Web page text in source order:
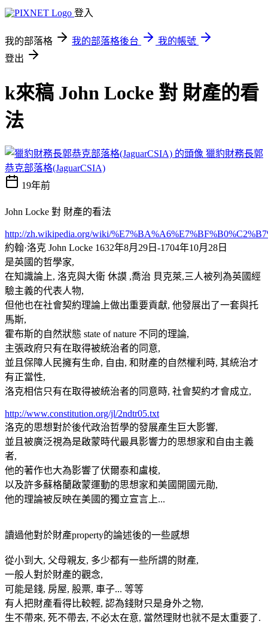
登入
我的部落格 我的部落格後台
我的帳號
登出
k來稿 John Locke 對 財產的看
法
獵豹財務長郭
恭克部落格(JaguarCSIA)
19年前
John Locke 對 財產的看法
http://zh.wikipedia.org/wiki/
約翰·洛克 John Locke 1632年8月29日-1704年10月28日
是英國的哲學家,
在知識論上, 洛克與大衛 休謨 ,喬治 貝克萊,三人被列為英國經
驗主義的代表人物,
但他也在社會契約理論上做出重要貢獻, 他發展出了一套與托
馬斯,
霍布斯的自然狀態 state of nature 不同的理論,
主張政府只有在取得被統治者的同意,
並且保障人民擁有生命, 自由, 和財產的自然權利時, 其統治才
有正當性,
洛克相信只有在取得被統治者的同意時, 社會契約才會成立,
http://www.constitution.org/jl/2ndtr05.txt
洛克的思想對於後代政治哲學的發展產生巨大影響,
並且被廣泛視為是啟蒙時代最具影響力的思想家和自由主義
者,
他的著作也大為影響了伏爾泰和盧梭,
以及許多蘇格蘭啟蒙運動的思想家和美國開國元勛,
他的理論被反映在美國的獨立宣言上...
讀過他對於財產property的論述後的一些感想
從小到大, 父母親友, 多少都有一些所謂的財產,
一般人對於財產的觀念,
可能是錢, 房屋, 股票, 車子... 等等
有人把財產看得比較輕, 認為錢財只是身外之物,
生不帶來, 死不帶去, 不必太在意, 當然理財也就不是太重要了.